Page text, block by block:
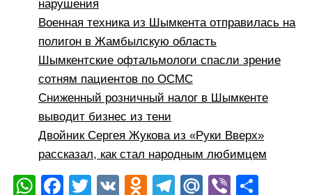
нарушения
Военная техника из Шымкента отправилась на
полигон в Жамбылскую область
Шымкентские офтальмологи спасли зрение
сотням пациентов по ОСМС
Сниженный розничный налог в Шымкенте
выводит бизнес из тени
Двойник Сергея Жукова из «Руки Вверх»
рассказал, как стал народным любимцем
W
F
T
V
O
T
M
Vi